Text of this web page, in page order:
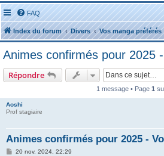
FAQ
Index du forum Divers Vos manga préférés
Animes confirmés pour 2025
Répondre
1 message • Page 1
Aoshi
Prof stagiaire
Animes confirmés pour 2025 -
M20 nov. 2024, 22:29